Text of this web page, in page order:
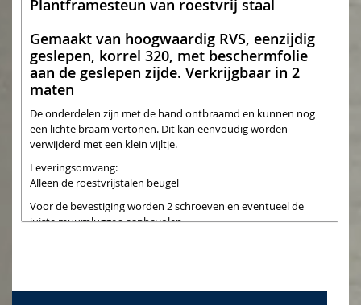
Plantframesteun van roestvrij staal
Gemaakt van hoogwaardig RVS, eenzijdig
geslepen, korrel 320, met beschermfolie
aan de geslepen zijde. Verkrijgbaar in 2
maten
De onderdelen zijn met de hand ontbraamd en kunnen nog
een lichte braam vertonen. Dit kan eenvoudig worden
verwijderd met een klein vijltje.
Leveringsomvang:
Alleen de roestvrijstalen beugel
Voor de bevestiging worden 2 schroeven en eventueel de
juiste muurpluggen aanbevolen.